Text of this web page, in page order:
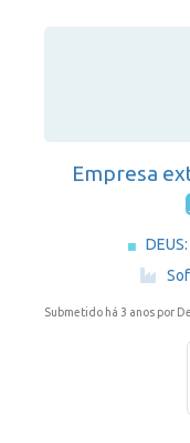
Empresa
Submetido há 3 anos por